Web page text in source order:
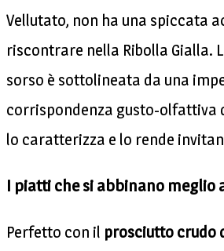
Vellutato, non ha una spiccata
riscontrare nella Ribolla Gialla.
sorso è sottolineata da una
corrispondenza gusto-olfattiva
lo caratterizza e lo rende
I piatti che si abbinano meglio
Perfetto con il prosciutto crudo